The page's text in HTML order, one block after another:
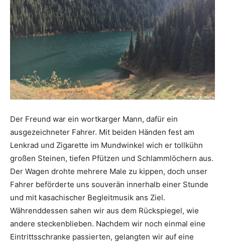
Der Freund war ein wortkarger Mann, dafür ein
ausgezeichneter Fahrer. Mit beiden Händen fest am
Lenkrad und Zigarette im Mundwinkel wich er tollkühn
großen Steinen, tiefen Pfützen und Schlammlöchern aus.
Der Wagen drohte mehrere Male zu kippen, doch unser
Fahrer beförderte uns souverän innerhalb einer Stunde
und mit kasachischer Begleitmusik ans Ziel.
Währenddessen sahen wir aus dem Rückspiegel, wie
andere steckenblieben. Nachdem wir noch einmal eine
Eintrittsschranke passierten, gelangten wir auf eine